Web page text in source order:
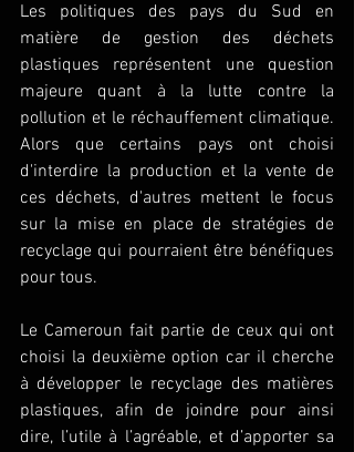
Les politiques des pays du Sud en
matière de gestion des déchets
plastiques représentent une question
majeure quant à la lutte contre la
pollution et le réchauffement climatique.
Alors que certains pays ont choisi
d'interdire la production et la vente de
ces déchets, d'autres mettent le focus
sur la mise en place de stratégies de
recyclage qui pourraient être bénéfiques
pour tous.
Le Cameroun fait partie de ceux qui ont
choisi la deuxième option car il cherche
à développer le recyclage des matières
plastiques, afin de joindre pour ainsi
dire, l’utile à l’agréable, et d’apporter sa